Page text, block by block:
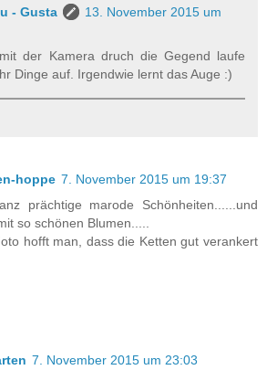
- Gusta
13. November 2015 um
der Kamera druch die Gegend laufe
Dinge auf. Irgendwie lernt das Auge :)
hoppe 7. November 2015 um 19:37
prächtige marode Schönheiten......und
so schönen Blumen.....
hofft man, dass die Ketten gut verankert
7. November 2015 um 23:03